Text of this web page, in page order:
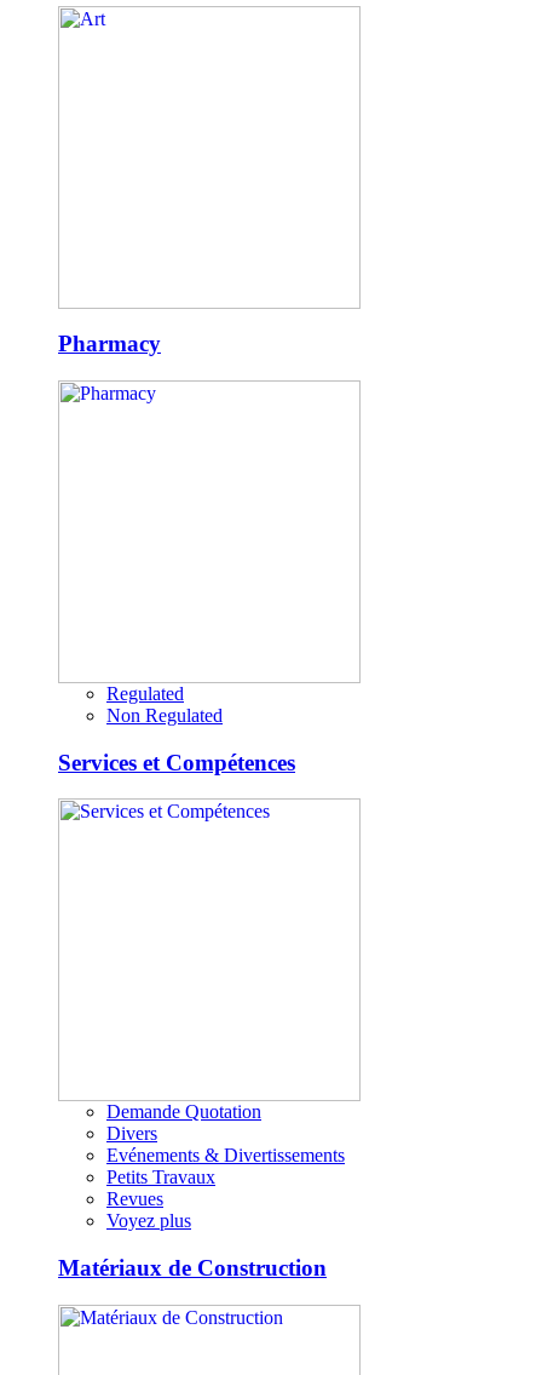
Pharmacy
Regulated
Non Regulated
Services et Compétences
Demande Quotation
Divers
Evénements & Divertissements
Petits Travaux
Revues
Voyez plus
Matériaux de Construction